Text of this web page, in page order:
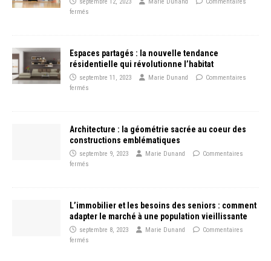
fermés
Espaces partagés : la nouvelle tendance
résidentielle qui révolutionne l’habitat
septembre 11, 2023 Marie Dunand
Commentaires
fermés
Architecture : la géométrie sacrée au coeur des
constructions emblématiques
septembre 9, 2023 Marie Dunand
Commentaires
fermés
L’immobilier et les besoins des seniors : comment
adapter le marché à une population vieillissante
septembre 8, 2023 Marie Dunand
Commentaires
fermés